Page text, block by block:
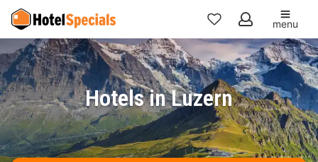
Mijn
favorieten
menu
Hotels in Luzern